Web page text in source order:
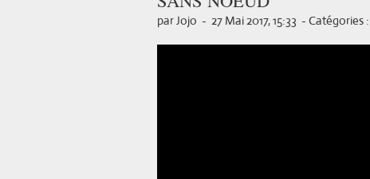
par Jojo - 27 Mai 2017, 15:33 - Catégories :